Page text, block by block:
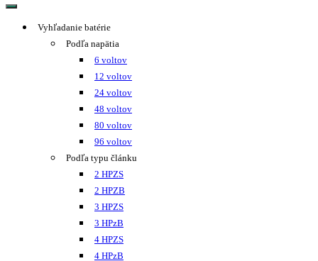
Hoppecke Batterien Slovakia spol. s r.o.
Online B2B konfigurátor HOPPECKE
Vyhľadanie batérie
Podľa napätia
6 voltov
12 voltov
24 voltov
48 voltov
80 voltov
96 voltov
Podľa typu článku
2 HPZS
2 HPZB
3 HPZS
3 HPzB
4 HPZS
4 HPzB